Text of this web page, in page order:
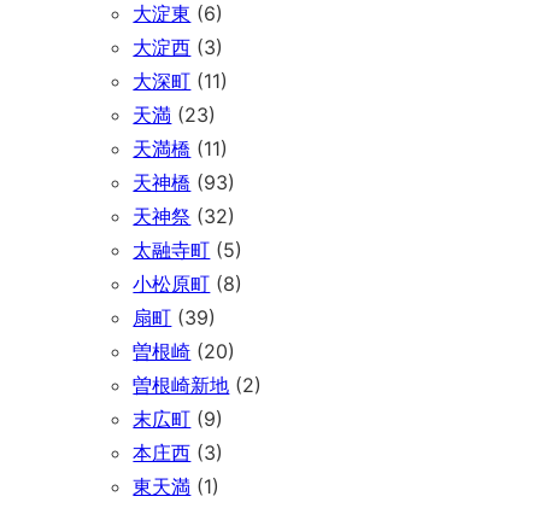
大淀東 (6)
大淀西 (3)
大深町 (11)
天満 (23)
天満橋 (11)
天神橋 (93)
天神祭 (32)
太融寺町 (5)
小松原町 (8)
扇町 (39)
曽根崎 (20)
曽根崎新地 (2)
末広町 (9)
本庄西 (3)
東天満 (1)